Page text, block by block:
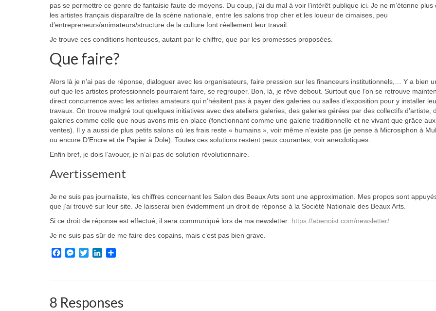
pas se permettre ce genre de fantaisie faute de moyens. Du coup, j’ai du mal à voir l’intérêt publique ici. Je ne m’étonne plus
les artistes français disparaître de la scène nationale, entre les salons trop cher et les loueur de cimaises, peu
d’entrepreneurs/animateurs/structure de la culture font réellement leur travail.
Je trouve ces conditions honteuses, autant par le chiffre, que par les promesses proposées.
Que faire?
Alors là je n’ai pas de réponse, dialoguer avec les organisateurs, faire pression sur les financeurs institutionnels,… Y a bien
ouf que les artistes professionnels pourraient faire, se regrouper. Bon, là, je rêve debout. Surtout que l’on se retrouve
direct concurrence avec les artistes amateurs qui n’hésitent pas à payer des galeries ou salles d’exposition pour y installer
travaux. On trouve malgré tout quelques initiatives avec des ateliers galeries, des galeries gérées par des collectifs d’artiste,
galeries comme celle que nous avons mis en place (fonctionnant comme une galerie traditionnelle et ne vivant que grâce aux
ventes). Il y a aussi de plus petits salons où les frais reste « humains », voir même n’existe pas (je pense à Microsiphon à
ou encore D’Encre et de Papier à Dole). Toutes ces solutions restent peux courantes, voir anecdotiques.
Enfin bref, je dois l’avouer, je n’ai pas de solution révolutionnaire.
Avertissement
Je ne suis pas journaliste, les chiffres concernant les Salon des Beaux Arts sont une approximation. Mes propos sont
que j’ai trouvé sur leur site. Je laisserai bien évidemment un droit de réponse à la Société Nationale des Beaux Arts.
Si ce droit de réponse est effectué, il sera communiqué lors de ma newsletter: https://abenoist.com/newsletter/
Je ne suis pas sûr de me faire des copains, mais c’est pas bien grave.
Facebook
Messenger
TwitterLinkedIn
8 Responses